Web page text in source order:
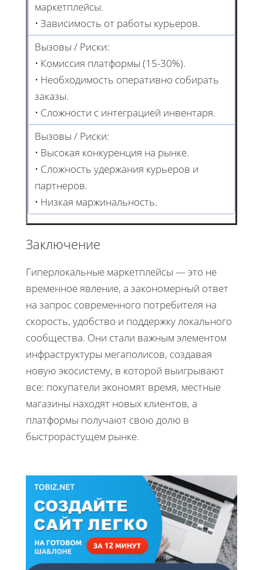
маркетплейсы.
• Зависимость от работы курьеров.
Вызовы / Риски:
• Комиссия платформы (15-30%).
• Необходимость оперативно собирать
заказы.
• Сложности с интеграцией инвентаря.
Вызовы / Риски:
• Высокая конкуренция на рынке.
• Сложность удержания курьеров и
партнеров.
• Низкая маржинальность.
Заключение
Гиперлокальные маркетплейсы — это не
временное явление, а закономерный ответ
на запрос современного потребителя на
скорость, удобство и поддержку локального
сообщества. Они стали важным элементом
инфраструктуры мегаполисов, создавая
новую экосистему, в которой выигрывают
все: покупатели экономят время, местные
магазины находят новых клиентов, а
платформы получают свою долю в
быстрорастущем рынке.